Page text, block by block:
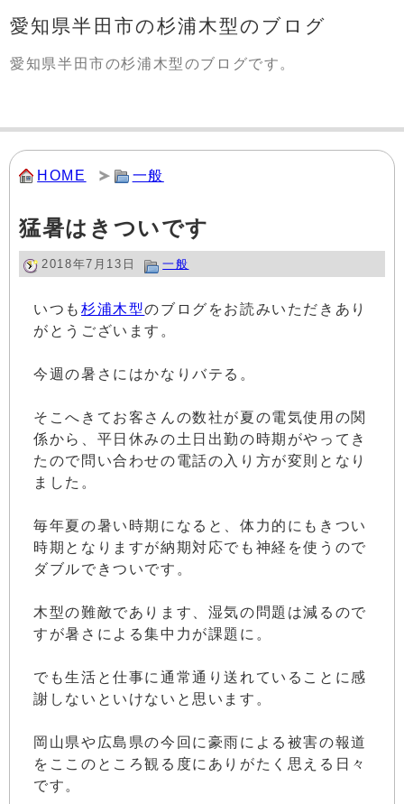
愛知県半田市の杉浦木型のブログ
愛知県半田市の杉浦木型のブログです。
HOME 一般
猛暑はきついです
2018年7月13日 一般
いつも杉浦木型のブログをお読みいただきあり
がとうございます。
今週の暑さにはかなりバテる。
そこへきてお客さんの数社が夏の電気使用の関
係から、平日休みの土日出勤の時期がやってき
たので問い合わせの電話の入り方が変則となり
ました。
毎年夏の暑い時期になると、体力的にもきつい
時期となりますが納期対応でも神経を使うので
ダブルできついです。
木型の難敵であります、湿気の問題は減るので
すが暑さによる集中力が課題に。
でも生活と仕事に通常通り送れていることに感
謝しないといけないと思います。
岡山県や広島県の今回に豪雨による被害の報道
をここのところ観る度にありがたく思える日々
です。